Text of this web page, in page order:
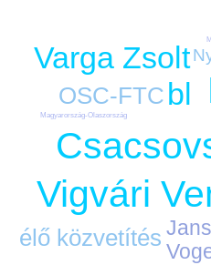
Vigvári
bl
Varga Zsolt
OSC-FTC
élő közvetítés
Magyarország-Olaszország